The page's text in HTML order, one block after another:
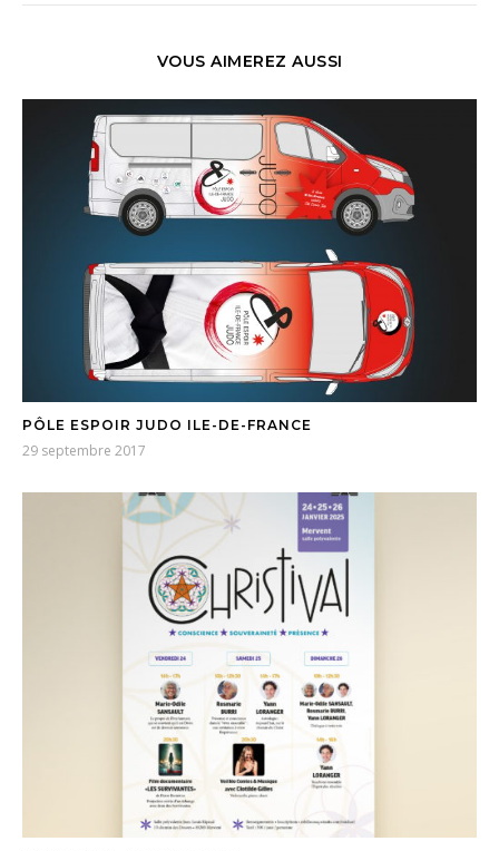
VOUS AIMEREZ AUSSI
PÔLE ESPOIR JUDO ILE-DE-FRANCE
29 septembre 2017